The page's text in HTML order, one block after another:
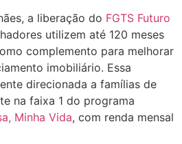
a liberação do FGTS Futuro
utilizem até 120 meses
complemento para melhorar
imobiliário. Essa
direcionada a famílias de
na faixa 1 do programa
Minha Vida, com renda mensal